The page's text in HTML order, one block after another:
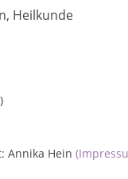
Heilkunde
Annika Hein